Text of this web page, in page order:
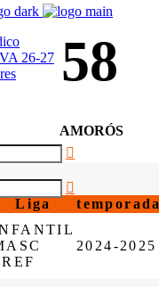
26-27 58
AMORÓS
Liga temporada
2024-2025